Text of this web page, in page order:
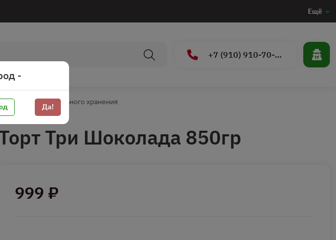
Ещё
+7 (910) 910-70-15
длительного хранения
Три Шоколада 850гр
999 ₽
-
Да!